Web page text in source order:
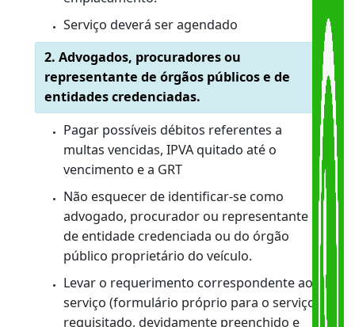
(maiores de 18 anos).
Pagar possíveis débitos referentes a
multas vencidas, IPVA quitado até o
vencimento e a GRT
Ir ao posto de vistoria para realizar o
emplacamento.
Serviço deverá ser agendado
2. Advogados, procuradores ou
representante de órgãos públicos e de
entidades credenciadas.
Pagar possíveis débitos referentes a
multas vencidas, IPVA quitado até o